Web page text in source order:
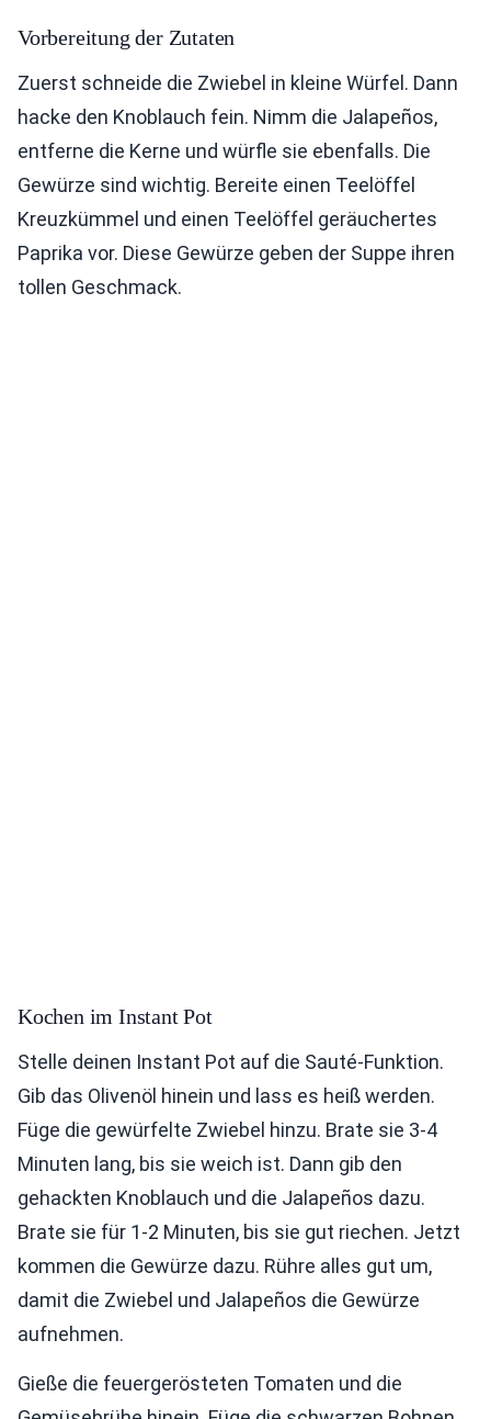
Vorbereitung der Zutaten
Zuerst schneide die Zwiebel in kleine Würfel. Dann
hacke den Knoblauch fein. Nimm die Jalapeños,
entferne die Kerne und würfle sie ebenfalls. Die
Gewürze sind wichtig. Bereite einen Teelöffel
Kreuzkümmel und einen Teelöffel geräuchertes
Paprika vor. Diese Gewürze geben der Suppe ihren
tollen Geschmack.
Kochen im Instant Pot
Stelle deinen Instant Pot auf die Sauté-Funktion.
Gib das Olivenöl hinein und lass es heiß werden.
Füge die gewürfelte Zwiebel hinzu. Brate sie 3-4
Minuten lang, bis sie weich ist. Dann gib den
gehackten Knoblauch und die Jalapeños dazu.
Brate sie für 1-2 Minuten, bis sie gut riechen. Jetzt
kommen die Gewürze dazu. Rühre alles gut um,
damit die Zwiebel und Jalapeños die Gewürze
aufnehmen.
Gieße die feuergerösteten Tomaten und die